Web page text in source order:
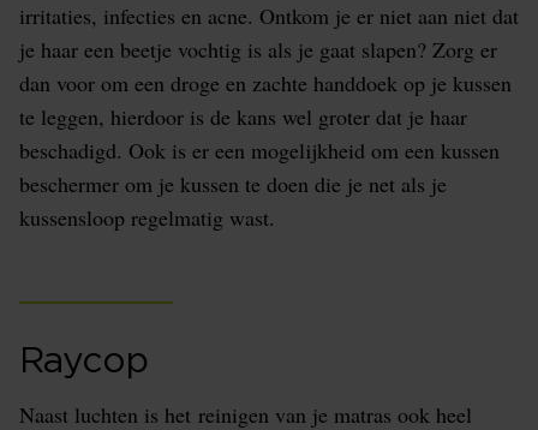
irritaties, infecties en acne. Ontkom je er niet aan niet dat
je haar een beetje vochtig is als je gaat slapen? Zorg er
dan voor om een droge en zachte handdoek op je kussen
te leggen, hierdoor is de kans wel groter dat je haar
beschadigd. Ook is er een mogelijkheid om een kussen
beschermer om je kussen te doen die je net als je
kussensloop regelmatig wast.
Raycop
Naast luchten is het reinigen van je matras ook heel